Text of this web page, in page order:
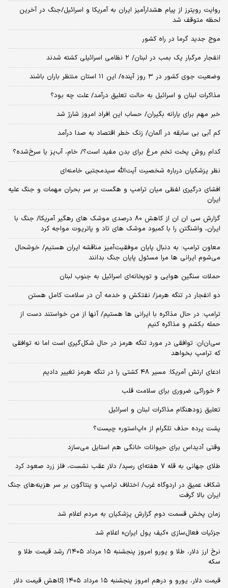
روایت رویترز از پیام هشدارآمیز ایران به آمریکا و اسرائیل/جنگ در آخرین
لحظه متوقف شد
موج جدید گرما در راه کشور
انفجار مرگبار یک بمب در لبنان/ ۲ نظامی اسرائیلی کشته شدند
وضعیت جوی کشور در ۳ روز آینده/ این ۱۱ استان منتظر باران باشند
مذاکرات لبنان و اسرائیل به حالت تعلیق درآمد/ علت چه بود؟
خبر مهم برای یارانه بگیران/ حساب این افراد امروز شارژ شد
کم آبی بی سابقه در آلمان/ زنگ خطر اقتصاد به صدا درآمد
کدام روش پخت تخم مرغ برای بدن مفید است؟/ خام، آب‌پز یا سرخ‌شده؟
نظر پزشکیان درباره شخصیت آیت‌الله سیدمجتبی خامنه‌ای
افشای درگیری لفظی میان ترامپ و هگست بر سر بحران مهمات و جنگ علیه
ایران
گزارش سی ان ان از کاهش ۸۰ درصدی موشک های رهگیر آمریکا/ جنگ با
ایران، واشنگتن را با کمبود موشک های تاد و پاتریوت مواجه کرد
معاون ترامپ: به دنبال پایان موفقیت‌آمیز مناقشه ایران هستیم/ خوشحال
می‌شوم ایرانی ها مرا مسئول پایان جنگ بدانند
حملات سنگین هوایی و توپخانه‌ای اسرائیل به جنوب لبنان
دو انفجار در تنگه هرمز/ نفتکش و خدمه آن در سلامت کامل هستن
ترامپ: در حال مذاکره با ایرانی ها هستیم/ آنها از من خواستند دست از
حمله بکشم و مذاکره کنیم
سی‌ان‌ان: توافقی در مورد تنگه هرمز در حال شکل‌گیری است اما نه توافقی
که ترامپ بخواهد
ادعای ارتش آمریکا: مسیر ۴۸ کشتی را در تنگه هرمز تغییر دادیم
۶ خوراکی ضروری برای سلامت قلب
تعلیق زودهنگام مذاکرات لبنان و اسرائیل
پشت پرده حذف تلگرام از «اپ‌استور» چیست؟
وقتی آدیداس برای حیوانات خانگی هم استایل می‌سازد
طلای جهانی به قله ۷ هفته‌ای رسید/ دلار عقب نشست، فلز زرد صعود کرد
شکاف عمیق در اردوگاه غرب/ اختلاف ترامپ و پنتاگون بر سر هزینه‌های جنگ
ایران بالا گرفت
زمان پخش قسمت دوم گزارش پزشکیان به مردم اعلام شد
جزئیات فعال‌سازی «کیف پول ایران» اعلام شد
نرخ ارز دلار، طلا و یورو امروز پنجشنبه ۱۵ مرداد ۱۴۰۵/ رشد قیمت طلا و
سکه
قیمت دلار، یورو و درهم امروز پنجشنبه ۱۵ مرداد ۱۴۰۵ |کاهش قیمت دلار